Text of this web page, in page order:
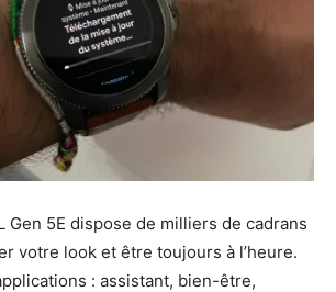
Gen 5E dispose de milliers de cadrans
votre look et être toujours à l’heure.
: assistant, bien-être,